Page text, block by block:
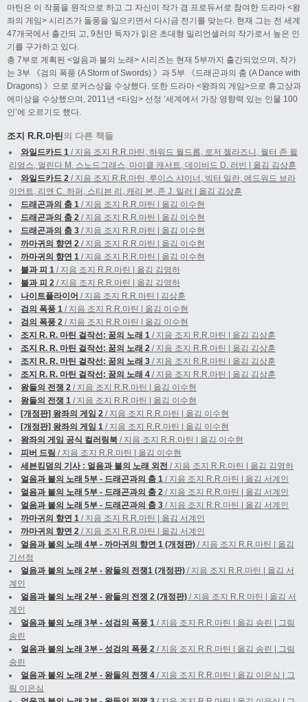
마틴은 이 작품을 원작으로 하고 그 자신이 작가 겸 프로듀서로 참여한 드라마 <왕
좌의 게임> 시리즈가 돌풍을 일으키면서 다시금 전기를 맞는다. 현재 그는 전 세계
47개국에서 출간되 고, 9천만 독자가 읽은 초대형 밀리언셀러의 작가로서 높은 인
기를 구가하고 있다.
총 7부로 계획된 <얼음과 불의 노래> 시리즈는 현재 5부까지 출간되었으며, 작가
는 3부 《검의 폭풍 (A Storm of Swords) 》과 5부 《드래곤과의 춤 (A Dance with
Dragons) 》으로 로커스상을 수상했다. 또한 드라마 <왕좌의 게임>으로 휴고상과
에미상을 수상했으며, 2011년 <타임> 선정 ‘세계에서 가장 영향력 있는 인물 100
인’에 오르기도 했다.
조지 R.R.마틴 의 다른 책들
와일드카드 1 / 지음 조지 R.R.마틴, 하워드 월드롭, 로저 젤라즈니, 월터 존 윌
리엄스, 멀린다 M. 스노드그래스, 마이클 캐서트, 데이비드 D. 러빈 | 옮김 김상훈
와일드카드 2 / 지음 조지 R.R.마틴, 루이스 샤이너, 빅터 밀란, 에드워드 브라
이언트, 리앤 C. 하퍼, 스티븐 리, 캐리 본, 존 J. 밀러 | 옮김 김상훈
드래곤과의 춤 1 / 지음 조지 R.R.마틴 | 옮김 이수현
드래곤과의 춤 2 / 지음 조지 R.R.마틴 | 옮김 이수현
드래곤과의 춤 3 / 지음 조지 R.R.마틴 | 옮김 이수현
까마귀의 향연 2 / 지음 조지 R.R.마틴 | 옮김 이수현
까마귀의 향연 1 / 지음 조지 R.R.마틴 | 옮김 이수현
불과 피 1 / 지음 조지 R.R.마틴 | 옮김 김영하
불과 피 2 / 지음 조지 R.R.마틴 | 옮김 김영하
나이트플라이어 / 지음 조지 R.R.마틴 | 김상훈
검의 폭풍 1 / 지음 조지 R.R.마틴 | 옮김 이수현
검의 폭풍 2 / 지음 조지 R.R.마틴 | 옮김 이수현
조지 R. R. 마틴 걸작선: 꿈의 노래 1 / 지음 조지 R.R.마틴 | 옮김 김상훈
조지 R. R. 마틴 걸작선: 꿈의 노래 2 / 지음 조지 R.R.마틴 | 옮김 김상훈
조지 R. R. 마틴 걸작선: 꿈의 노래 3 / 지음 조지 R.R.마틴 | 옮김 김상훈
조지 R. R. 마틴 걸작선: 꿈의 노래 4 / 지음 조지 R.R.마틴 | 옮김 김상훈
왕들의 전쟁 2 / 지음 조지 R.R.마틴 | 옮김 이수현
왕들의 전쟁 1 / 지음 조지 R.R.마틴 | 옮김 이수현
[개정판] 왕좌의 게임 2 / 지음 조지 R.R.마틴 | 옮김 이수현
[개정판] 왕좌의 게임 1 / 지음 조지 R.R.마틴 | 옮김 이수현
왕좌의 게임 공식 컬러링북 / 지음 조지 R.R.마틴 | 옮김 이수현
피버 드림 / 지음 조지 R.R.마틴 | 옮김 이수현
세븐킹덤의 기사 : 얼음과 불의 노래 외전 / 지음 조지 R.R.마틴 | 옮김 김영하
얼음과 불의 노래 5부 - 드래곤과의 춤 1 / 지음 조지 R.R.마틴 | 옮김 서계인
얼음과 불의 노래 5부 - 드래곤과의 춤 2 / 지음 조지 R.R.마틴 | 옮김 서계인
얼음과 불의 노래 5부 - 드래곤과의 춤 3 / 지음 조지 R.R.마틴 | 옮김 서계인
까마귀의 향연 1 / 지음 조지 R.R.마틴 | 옮김 서계인
까마귀의 향연 2 / 지음 조지 R.R.마틴 | 옮김 서계인
얼음과 불의 노래 4부 - 까마귀의 향연 1 (개정판) / 지음 조지 R.R.마틴 | 옮김
기선정
얼음과 불의 노래 2부 - 왕들의 전쟁1 (개정판) / 지음 조지 R.R.마틴 | 옮김 서
계인
얼음과 불의 노래 2부 - 왕들의 전쟁 2 (개정판) / 지음 조지 R.R.마틴 | 옮김 서
계인
얼음과 불의 노래 3부 - 성검의 폭풍 1 / 지음 조지 R.R.마틴 | 옮김 송린 | 그림
송린
얼음과 불의 노래 3부 - 성검의 폭풍 2 / 지음 조지 R.R.마틴 | 옮김 송린 | 그림
송린
얼음과 불의 노래 2부 - 왕들의 전쟁 4 / 지음 조지 R.R.마틴 | 옮김 이은심 | 그
림 이은심